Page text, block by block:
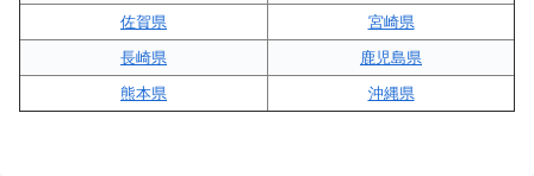
佐賀県
宮崎県
長崎県
鹿児島県
熊本県
沖縄県